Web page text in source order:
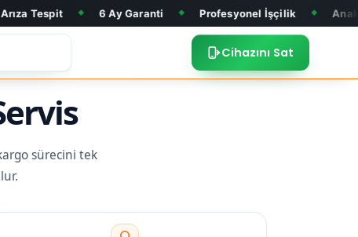
◆ 6 Ay Garanti ◆ Profesyonel İşçilik ◆ Anakart Tamiri ◆
Cihazını Sat
sürecini tek